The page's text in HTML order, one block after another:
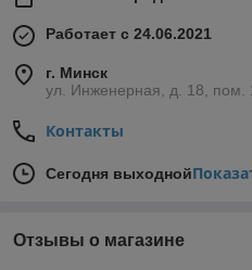
Работает с 24.06.2021
г. Минск
ул. Инженерная, д. 18, пом.
Контакты
Сегодня выходной
Отзывы о магазине